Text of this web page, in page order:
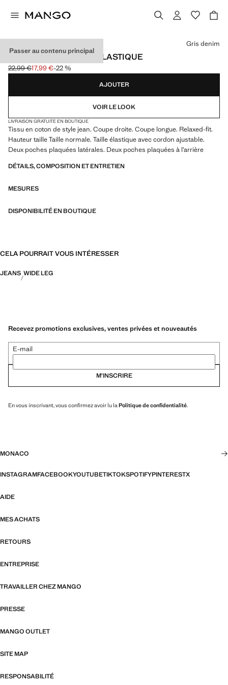
Passer au contenu principal
JEAN DROIT À TAILLE ÉLASTIQUE
Prix initial barré [22,99 € ]
22,99 €
Prix actuel [17,99 € ]
17,99 €-22 %
Choisissez une couleur
Gris denim
AJOUTER
VOIR LE LOOK
LIVRAISON GRATUITE EN BOUTIQUE
Tissu en coton de style jean. Coupe droite. Coupe longue. Relaxed-fit.
Hauteur taille Taille normale. Taille élastique avec cordon ajustable.
Deux poches plaquées latérales. Deux poches plaquées à l’arrière
DÉTAILS, COMPOSITION ET ENTRETIEN
MESURES
DISPONIBILITÉ EN BOUTIQUE
CELA POURRAIT VOUS INTÉRESSER
JEANS WIDE LEG
Recevez promotions exclusives, ventes privées et nouveautés
E-mail
M’INSCRIRE
En vous inscrivant, vous confirmez avoir lu la Politique de confidentialité.
MONACO
INSTAGRAMFACEBOOKYOUTUBETIKTOKSPOTIFYPINTERESTX
AIDE
MES ACHATS
RETOURS
ENTREPRISE
TRAVAILLER CHEZ MANGO
PRESSE
MANGO OUTLET
SITE MAP
RESPONSABILITÉ